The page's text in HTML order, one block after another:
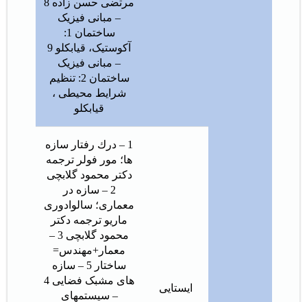
– مبانی فیزیک
ساختمان 1:
آکوستیک، قیابکلو 9
– مبانی فیزیک
ساختمان 2: تنظیم
شرایط محیطی ،
قیابکلو
ایستایی
1 – درك رفتار سازه
ها؛ مور فولر ترجمه
دکتر محمود گلابچی
2 – سازه در
معماری؛ سالوادوری
ماریو ترجمه دکتر
محمود گلابچی 3 –
معمار+مهندس=
ساختار 5 – سازه
های مشبک فضایی 4
– سیستمهای